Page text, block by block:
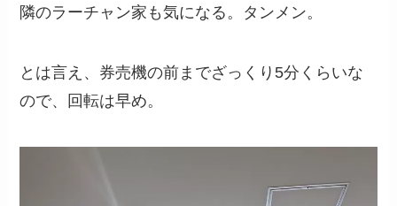
隣のラーチャン家も気になる。タンメン。
とは言え、券売機の前までざっくり5分くらいな
ので、回転は早め。